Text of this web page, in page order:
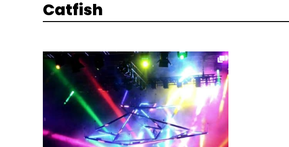
Catfish